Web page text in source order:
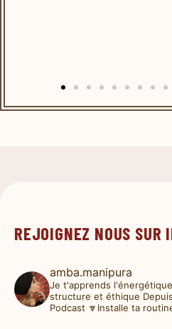
REJOIGNEZ NOUS SUR
amba.manipura
Je t'apprends
structure et éthique
Podcast 🔽Installe ta